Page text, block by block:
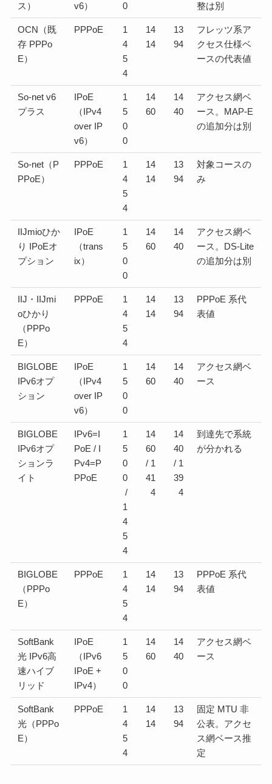
ス）
v6）
0
整は別
OCN（既
存 PPPo
E）
PPPoE
1
4
5
4
14
14
13
94
フレッツ系ア
クセス仕様ベ
ースの代表値
So-net v6
プラス
IPoE
（IPv4
over IP
v6）
1
5
0
0
14
60
14
40
アクセス網ベ
ース。MAP-E
の追加分は別
So-net（P
PPoE）
PPPoE
1
4
5
4
14
14
13
94
対象コースの
み
IIJmioひか
り IPoEオ
プション
IPoE
（trans
ix）
1
5
0
0
14
60
14
40
アクセス網ベ
ース。DS-Lite
の追加分は別
IIJ・IIJmi
oひかり
（PPPo
E）
PPPoE
1
4
5
4
14
14
13
94
PPPoE 系代
表値
BIGLOBE
IPv6オプ
ション
IPoE
（IPv4
over IP
v6）
1
5
0
0
14
60
14
40
アクセス網ベ
ース
BIGLOBE
IPv6オプ
ションラ
イト
IPv6=I
PoE / I
Pv4=P
PPoE
1
5
0
0
/
1
4
5
4
14
60
/ 1
41
4
14
40
/ 1
39
4
到達先で系統
が分かれる
BIGLOBE
（PPPo
E）
PPPoE
1
4
5
4
14
14
13
94
PPPoE 系代
表値
SoftBank
光 IPv6高
速ハイブ
リッド
IPoE
（IPv6
IPoE +
IPv4）
1
5
0
0
14
60
14
40
アクセス網ベ
ース
SoftBank
光（PPPo
E）
PPPoE
1
4
5
4
14
14
13
94
固定 MTU 非
公表。アクセ
ス網ベース推
定